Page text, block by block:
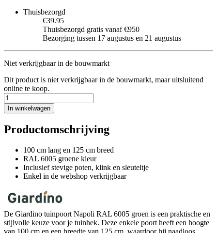
Thuisbezorgd
€39.95
Thuisbezorgd gratis vanaf €950
Bezorging tussen 17 augustus en 21 augustus
Niet verkrijgbaar in de bouwmarkt
Dit product is niet verkrijgbaar in de bouwmarkt, maar uitsluitend
online te koop.
In winkelwagen
Productomschrijving
100 cm lang en 125 cm breed
RAL 6005 groene kleur
Inclusief stevige poten, klink en sleuteltje
Enkel in de webshop verkrijgbaar
De Giardino tuinpoort Napoli RAL 6005 groen is een praktische en
stijlvolle keuze voor je tuinhek. Deze enkele poort heeft een hoogte
van 100 cm en een breedte van 125 cm, waardoor hij naadloos